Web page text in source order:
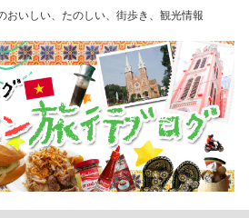
おいしい、たのしい、街歩き、観光情報